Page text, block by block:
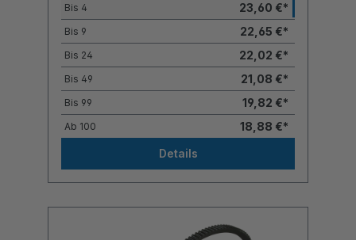
Bis 4 23,60 €*
Bis 9 22,65 €*
Bis 24 22,02 €*
Bis 49 21,08 €*
Bis 99 19,82 €*
Ab 100
18,88 €*
Details